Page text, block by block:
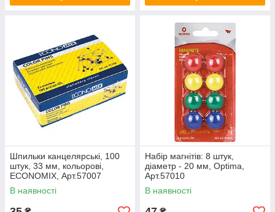
Шпильки канцелярські, 100
штук, 33 мм, кольорові,
ECONOMIX, Арт.57007
В наявності
Набір магнітів: 8 штук,
діаметр - 20 мм, Optima,
Арт.57010
В наявності